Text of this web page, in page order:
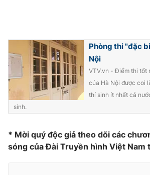
Phòng thi "đặc
Nội
VTV.vn - Điểm thi tốt
của Hà Nội được coi
thí sinh ít nhất cả
sinh.
* Mời quý độc giả theo dõi các
sóng của Đài Truyền hình Việt Nam